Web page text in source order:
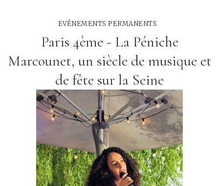
EVÉNEMENTS PERMANENTS
Paris 4ème - La Péniche
Marcounet, un siècle de musique et
de fête sur la Seine